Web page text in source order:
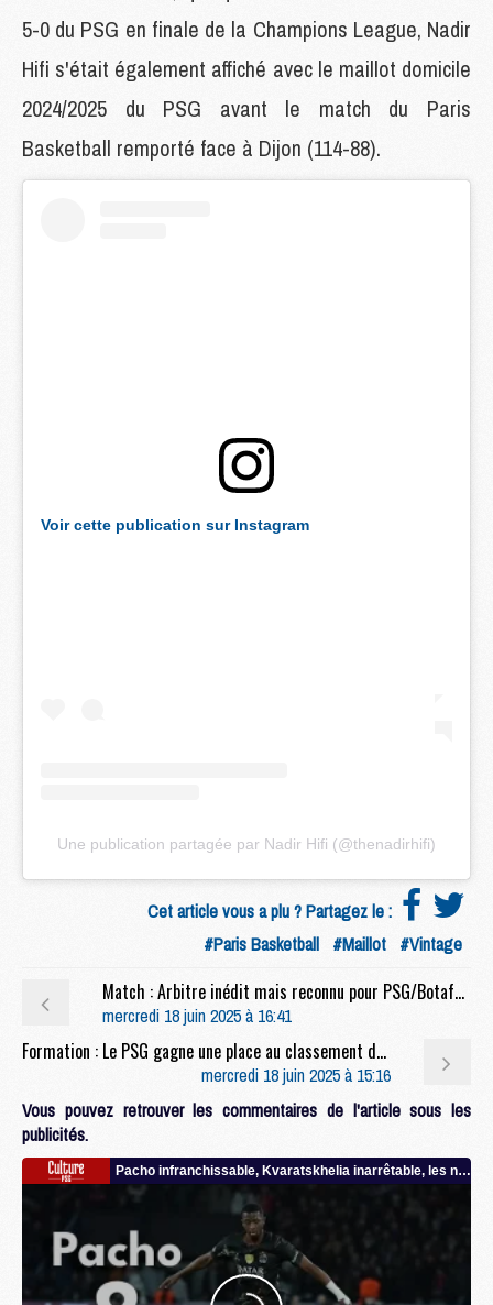
5-0 du PSG en finale de la Champions League, Nadir
Hifi s'était également affiché avec le maillot domicile
2024/2025 du PSG avant le match du Paris
Basketball remporté face à Dijon (114-88).
Voir cette publication sur Instagram
Une publication partagée par Nadir Hifi (@thenadirhifi)
Cet article vous a plu ? Partagez le :
#Paris Basketball #Maillot #Vintage
Match : Arbitre inédit mais reconnu pour PSG/Botafogo
mercredi 18 juin 2025 à 16:41
Formation : Le PSG gagne une place au classement des centres de formation
mercredi 18 juin 2025 à 15:16
Vous pouvez retrouver les commentaires de l'article sous les
publicités.